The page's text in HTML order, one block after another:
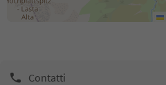
Contatti